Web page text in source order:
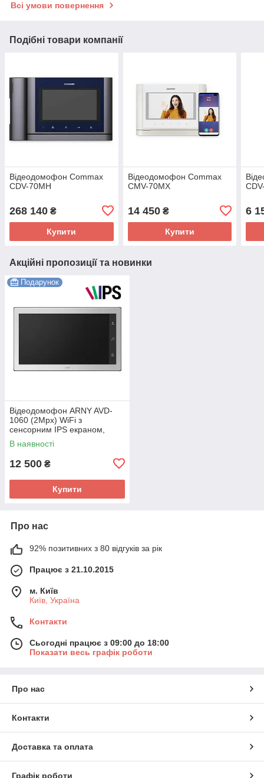
Всі умови повернення
Подібні товари компанії
Відеодомофон Commax
CDV-70MH
268 140 ₴
Купити
Відеодомофон Commax
CMV-70MX
14 450₴
Купити
6
Акційні пропозиції та новинки
Подарунок
Відеодомофон ARNY AVD-
1060 (2Mpx) WiFi з
сенсорним IPS екраном,
пам'ятью та детектором руху
В наявності
12 500 ₴
Купити
Про нас
92% позитивних з 80 відгуків за рік
Працює з 21.10.2015
м. Київ
Київ, Україна
Контакти
Сьогодні працює з 09:00 до 18:00
Показати весь графік роботи
Про нас
Контакти
Доставка та оплата
Графік роботи